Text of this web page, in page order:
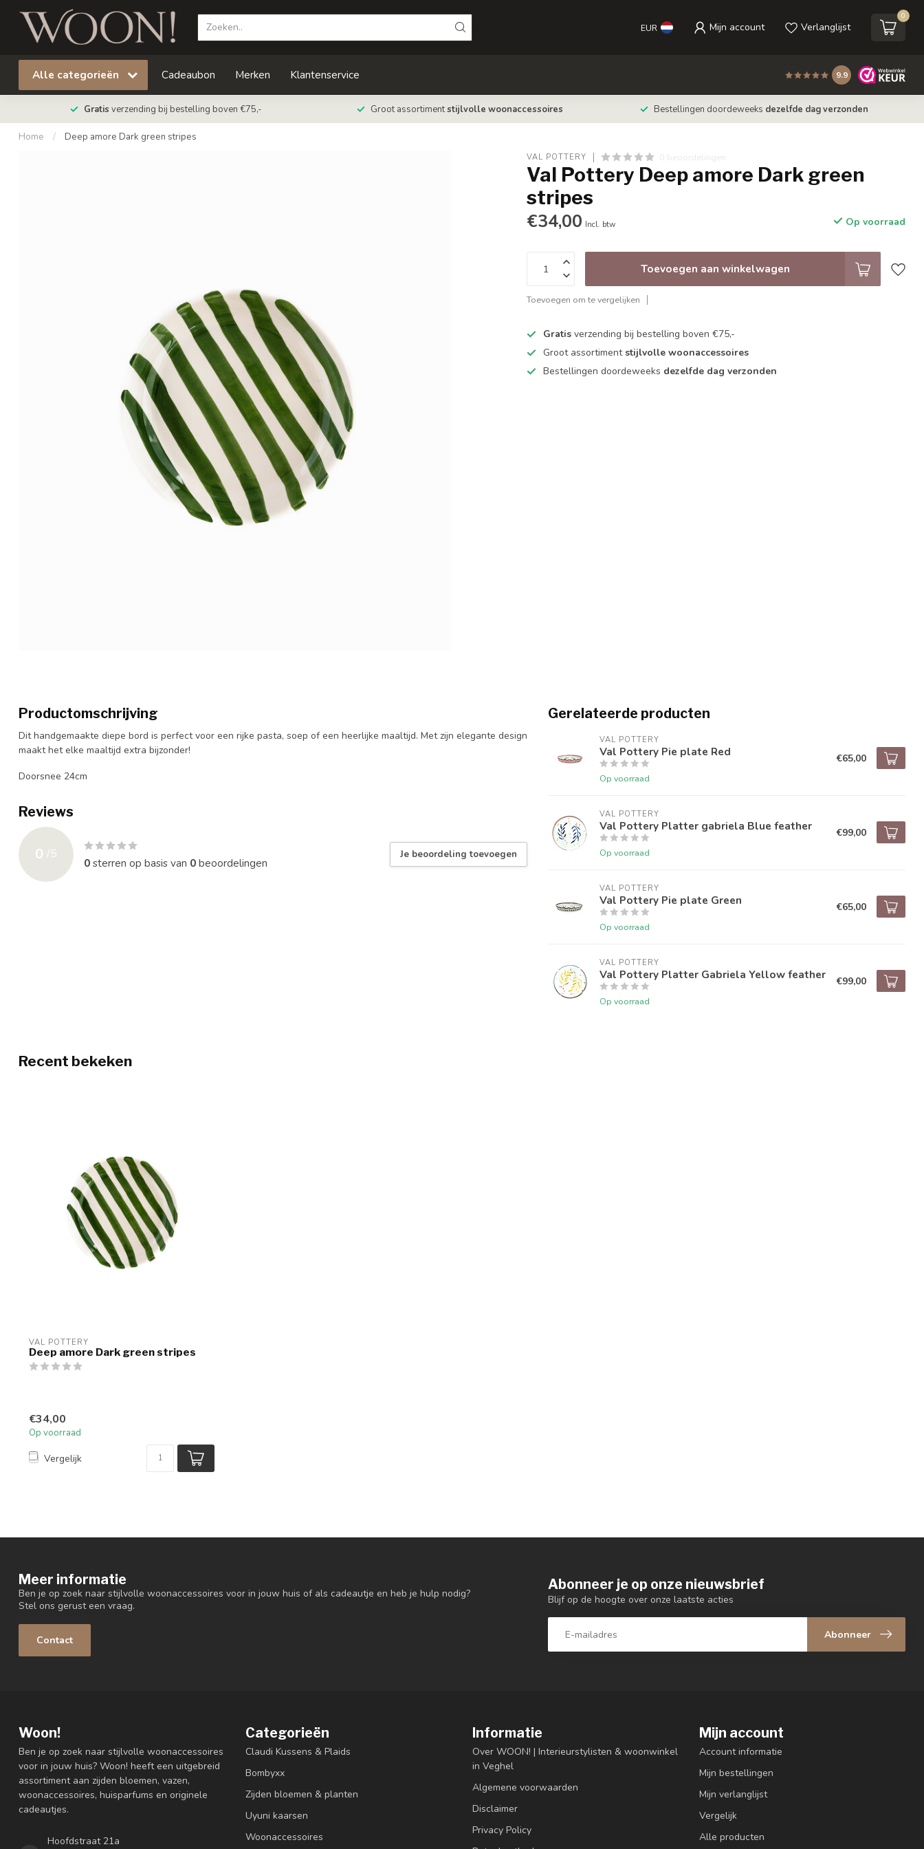
EUR Mijn account Verlanglijst
0
Alle categorieën Cadeaubon Merken Klantenservice 9.9
Gratis verzending bij bestelling boven €75,- Groot assortimentstijlvolle woonaccessoires Bestellingen doordeweeks dezelfde dag verzonden
Home / Deep amore Dark green stripes
VAL POTTERY 0 beoordelingen
Val Pottery Deep amore Dark green
stripes
€34,00 Incl. btw Op voorraad
Toevoegen aan winkelwagen
Toevoegen om te vergelijken
Gratis verzending bij bestelling boven €75,-
Groot assortiment stijlvolle woonaccessoires
Bestellingen doordeweeks dezelfde dag verzonden
Productomschrijving
Dit handgemaakte diepe bord is perfect voor een rijke pasta, soep of een heerlijke maaltijd. Met zijn elegante design
maakt het elke maaltijd extra bijzonder!
Doorsnee 24cm
Reviews
0 /5
0sterren op basis van 0beoordelingen
Je beoordeling toevoegen
Gerelateerde producten
VAL POTTERY
Val Pottery Pie plate Red
Op voorraad
€65,00
VAL POTTERY
Val Pottery Platter gabriela Blue feather
Op voorraad
€99,00
VAL POTTERY
Val Pottery Pie plate Green
Op voorraad
€65,00
VAL POTTERY
Val Pottery Platter Gabriela Yellow feather
Op voorraad
€99,00
Recent bekeken
VAL POTTERY
Deep amore Dark green stripes
€34,00
Op voorraad
Vergelijk
Meer informatie
Ben je op zoek naar stijlvolle woonaccessoires voor in jouw huis of als cadeautje en heb je hulp nodig?
Stel ons gerust een vraag.
Contact
Abonneer je op onze nieuwsbrief
Blijf op de hoogte over onze laatste acties
Abonneer
Woon!
Ben je op zoek naar stijlvolle woonaccessoires
voor in jouw huis? Woon! heeft een uitgebreid
assortiment aan zijden bloemen, vazen,
woonaccessoires, huisparfums en originele
cadeautjes.
Hoofdstraat 21a
Categorieën
Claudi Kussens & Plaids
Bombyxx
Zijden bloemen & planten
Uyuni kaarsen
Woonaccessoires
Informatie
Over WOON! | Interieurstylisten & woonwinkel
in Veghel
Algemene voorwaarden
Disclaimer
Privacy Policy
Mijn account
Account informatie
Mijn bestellingen
Mijn verlanglijst
Vergelijk
Alle producten